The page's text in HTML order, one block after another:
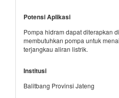
Potensi Aplikasi
Pompa hidram dapat diterapkan
membutuhkan pompa untuk
terjangkau aliran listrik.
Institusi
Balitbang Provinsi Jateng